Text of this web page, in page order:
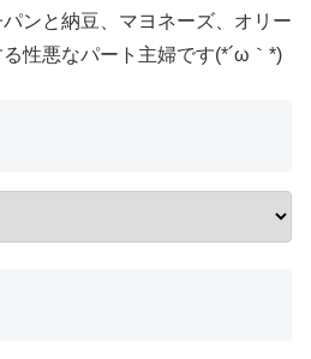
ンと納豆、マヨネーズ、オリー
性悪なパート主婦です(*´ω｀*)